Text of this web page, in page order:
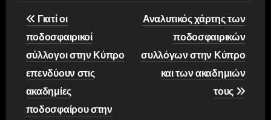
Post
navigation
Γιατί οι
ποδοσφαιρικοί
σύλλογοι στην Κύπρο
επενδύουν στις
ακαδημίες
ποδοσφαίρου στην
Αναλυτικός χάρτης των
ποδοσφαιρικών
συλλόγων στην Κύπρο
και των ακαδημιών
τους